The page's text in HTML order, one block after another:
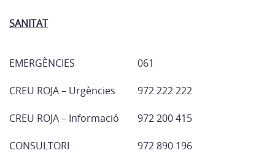
SANITAT
EMERGÈNCIES
CREU ROJA – Urgències
CREU ROJA – Informació
CONSULTORI
061
972 222 222
972 200 415
972 890 196